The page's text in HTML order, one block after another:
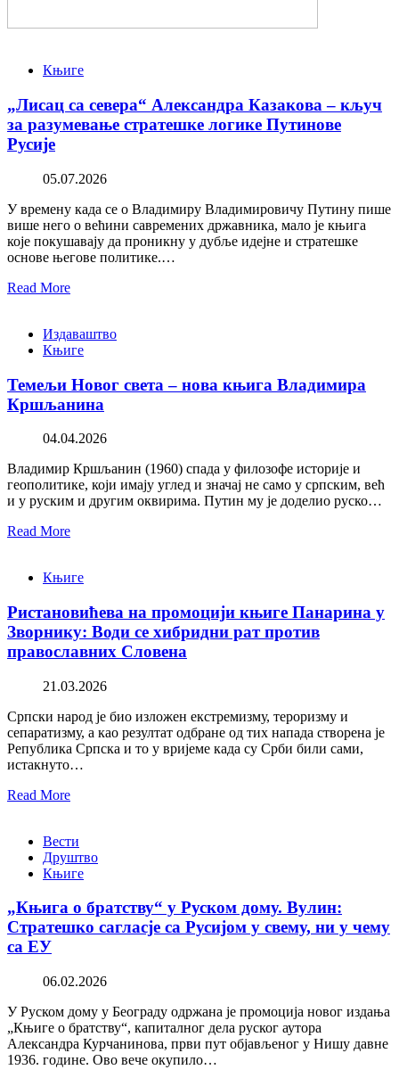
Књиге
„Лисац са севера“ Александра Казакова – кључ
за разумевање стратешке логике Путинове
Русије
05.07.2026
У времену када се о Владимиру Владимировичу Путину пише
више него о већини савремених државника, мало је књига
које покушавају да проникну у дубље идејне и стратешке
основе његове политике.…
Read More
Издаваштво
Књиге
Темељи Новог света – нова књига Владимира
Кршљанина
04.04.2026
Владимир Кршљанин (1960) спада у филозофе историје и
геополитике, који имају углед и значај не само у српским, већ
и у руским и другим оквирима. Путин му је доделио руско…
Read More
Књиге
Ристановићева на промоцији књиге Панарина у
Зворнику: Води се хибридни рат против
православних Словена
21.03.2026
Српски народ је био изложен екстремизму, тероризму и
сепаратизму, а као резултат одбране од тих напада створена је
Република Српска и то у вријеме када су Срби били сами,
истакнуто…
Read More
Вести
Друштво
Књиге
„Књига о братству“ у Руском дому. Вулин:
Стратешко сагласје са Русијом у свему, ни у чему
са ЕУ
06.02.2026
У Руском дому у Београду одржана је промоција новог издања
„Књиге о братству“, капиталног дела руског аутора
Александра Курчанинова, први пут објављеног у Нишу давне
1936. године. Ово вече окупило…